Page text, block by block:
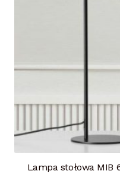
Lampa stołowa MIB